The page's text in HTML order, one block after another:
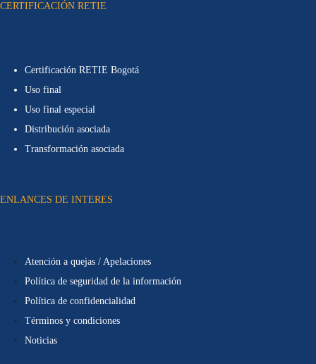
CERTIFICACIÓN RETIE
Certificación RETIE Bogotá
Uso final
Uso final especial
Distribución asociada
Transformación asociada
ENLANCES DE INTERES
Atención a quejas / Apelaciones
Política de seguridad de la información
Política de confidencialidad
Términos y condiciones
Noticias